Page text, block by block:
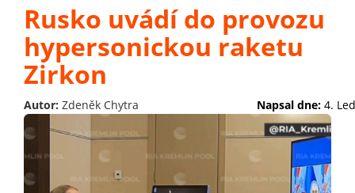
Rusko uvádí do provozu
hypersonickou raketu
Zirkon
Autor: Zdeněk Chytra Napsal dne: 4.